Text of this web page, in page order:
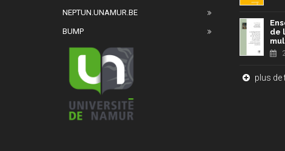
NEPTUN.UNAMUR.BE
BUMP
de
plus de